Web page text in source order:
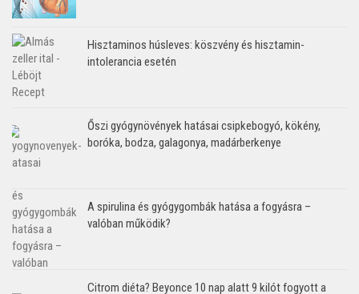
Hisztaminos húsleves: köszvény és hisztamin-
intolerancia esetén
Őszi gyógynövények hatásai csipkebogyó, kökény,
boróka, bodza, galagonya, madárberkenye
A spirulina és gyógygombák hatása a fogyásra –
valóban működik?
Citrom diéta? Beyonce 10 nap alatt 9 kilót fogyott a